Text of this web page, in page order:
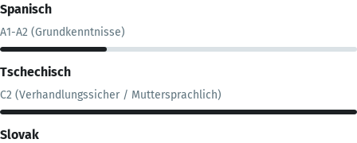
Spanisch
A1-A2 (Grundkenntnisse)
Tschechisch
C2 (Verhandlungssicher / Muttersprachlich)
Slovak